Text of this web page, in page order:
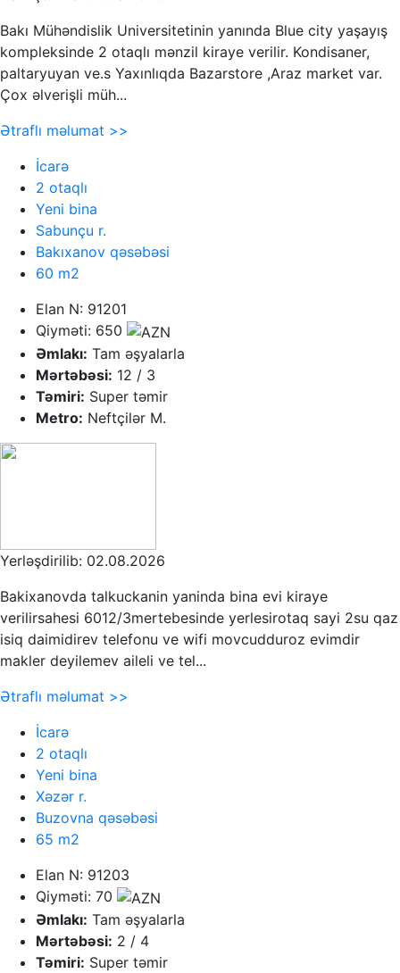
Bakı Mühəndislik Universitetinin yanında Blue city yaşayış
kompleksinde 2 otaqlı mənzil kiraye verilir. Kondisaner,
paltaryuyan ve.s Yaxınlıqda Bazarstore ,Araz market var.
Çox əlverişli müh...
Ətraflı məlumat >>
İcarə
2 otaqlı
Yeni bina
Sabunçu r.
Bakıxanov qəsəbəsi
60 m2
Elan N: 91201
Qiyməti: 650
Əmlakı: Tam əşyalarla
Mərtəbəsi: 12 / 3
Təmiri: Super təmir
Metro: Neftçilər M.
Yerləşdirilib: 02.08.2026
Bakixanovda talkuckanin yaninda bina evi kiraye
verilirsahesi 6012/3mertebesinde yerlesirotaq sayi 2su qaz
isiq daimidirev telefonu ve wifi movcudduroz evimdir
makler deyilemev aileli ve tel...
Ətraflı məlumat >>
İcarə
2 otaqlı
Yeni bina
Xəzər r.
Buzovna qəsəbəsi
65 m2
Elan N: 91203
Qiyməti: 70
Əmlakı: Tam əşyalarla
Mərtəbəsi: 2 / 4
Təmiri: Super təmir